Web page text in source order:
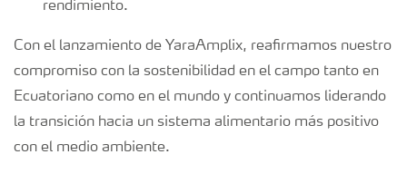
rendimiento.
Con el lanzamiento de YaraAmplix, reafirmamos nuestro
compromiso con la sostenibilidad en el campo tanto en
Ecuatoriano como en el mundo y continuamos liderando
la transición hacia un sistema alimentario más positivo
con el medio ambiente.